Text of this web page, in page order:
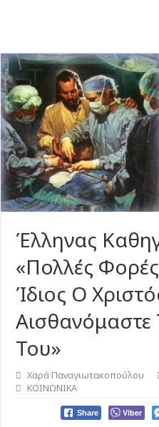
Έλληνας
«Πολλές
Ίδιος Ο
Του»
Χαρά Παναγιωτακοπούλου
ΚΟΙΝΩΝΙΚΑ
Share Viber